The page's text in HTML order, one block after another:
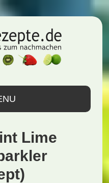
Lime